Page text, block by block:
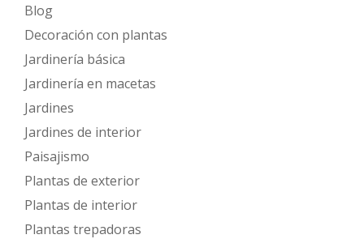
Blog
Decoración con plantas
Jardinería básica
Jardinería en macetas
Jardines
Jardines de interior
Paisajismo
Plantas de exterior
Plantas de interior
Plantas trepadoras